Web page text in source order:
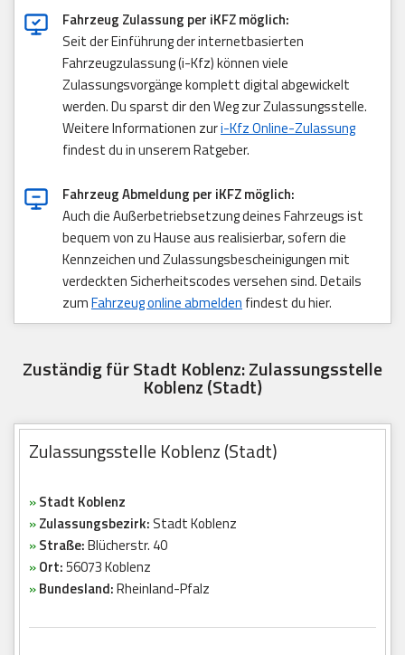
Fahrzeug Zulassung per iKFZ möglich:
Seit der Einführung der internetbasierten
Fahrzeugzulassung (i-Kfz) können viele
Zulassungsvorgänge komplett digital abgewickelt
werden. Du sparst dir den Weg zur Zulassungsstelle.
Weitere Informationen zuri-Kfz Online-Zulassung
findest du in unserem Ratgeber.
Fahrzeug Abmeldung per iKFZ möglich:
Auch die Außerbetriebsetzung deines Fahrzeugs ist
bequem von zu Hause aus realisierbar, sofern die
Kennzeichen und Zulassungsbescheinigungen mit
verdeckten Sicherheitscodes versehen sind. Details
zumFahrzeug online abmelden findest du hier.
Zuständig für Stadt Koblenz: Zulassungsstelle
Koblenz (Stadt)
Zulassungsstelle Koblenz (Stadt)
»Stadt Koblenz
»Zulassungsbezirk: Stadt Koblenz
»Straße:Blücherstr. 40
»Ort:56073 Koblenz
»Bundesland:Rheinland-Pfalz